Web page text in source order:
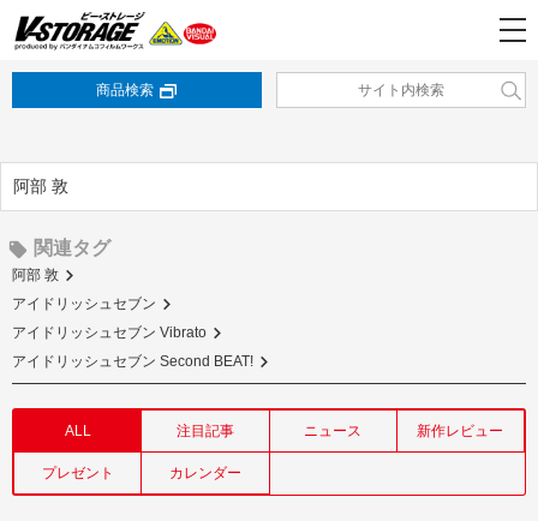
商品検索
阿部 敦
関連タグ
阿部 敦
アイドリッシュセブン
アイドリッシュセブン Vibrato
アイドリッシュセブン Second BEAT!
ALL 注目記事 ニュース 新作レビュー
プレゼント カレンダー